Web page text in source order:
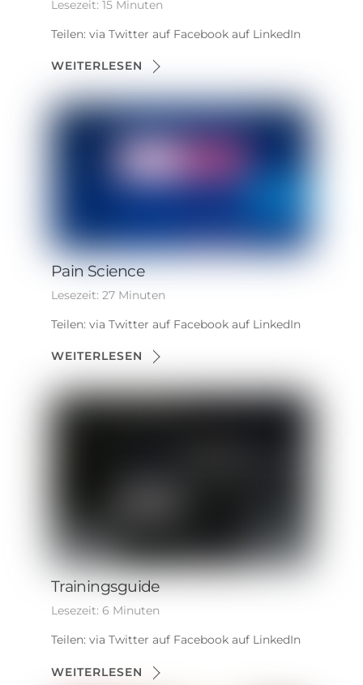
Lesezeit: 15 Minuten
Teilen: via Twitter auf Facebook auf LinkedIn
WEITERLESEN
Pain Science
Lesezeit: 27 Minuten
Teilen: via Twitter auf Facebook auf LinkedIn
WEITERLESEN
Trainingsguide
Lesezeit: 6 Minuten
Teilen: via Twitter auf Facebook auf LinkedIn
WEITERLESEN